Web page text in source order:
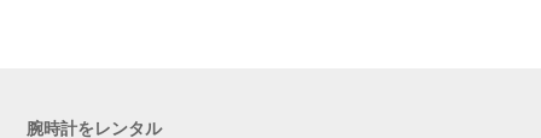
腕時計をレンタル